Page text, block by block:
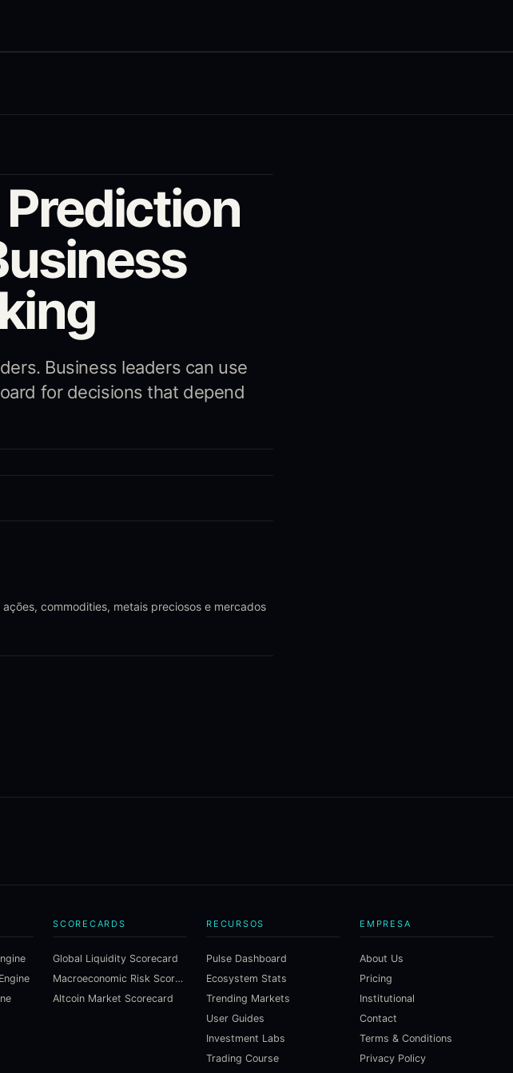
Business leaders can use
for decisions that depend
commodities, metais preciosos e mercados
SCORECARDS
Global Liquidity Scorecard
Macroeconomic Risk Scorecard
Altcoin Market Scorecard
RECURSOS
Pulse Dashboard
Ecosystem Stats
Trending Markets
User Guides
Investment Labs
Trading Course
EMPRESA
About Us
Pricing
Institutional
Contact
Terms & Conditions
Privacy Policy